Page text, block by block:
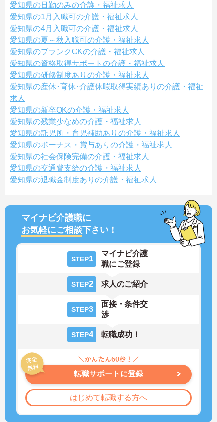
愛知県の日勤のみの介護・福祉求人
愛知県の1月入職可の介護・福祉求人
愛知県の4月入職可の介護・福祉求人
愛知県の夏～秋入職可の介護・福祉求人
愛知県のブランクOKの介護・福祉求人
愛知県の資格取得サポートの介護・福祉求人
愛知県の研修制度ありの介護・福祉求人
愛知県の産休･育休･介護休暇取得実績ありの介護・福祉
求人
愛知県の新卒OKの介護・福祉求人
愛知県の残業少なめの介護・福祉求人
愛知県の託児所・育児補助ありの介護・福祉求人
愛知県のボーナス・賞与ありの介護・福祉求人
愛知県の社会保険完備の介護・福祉求人
愛知県の交通費支給の介護・福祉求人
愛知県の退職金制度ありの介護・福祉求人
マイナビ介護職に
お気軽にご相談下さい！
STEP1
マイナビ介護
職にご登録
STEP2 求人のご紹介
STEP3
面接・条件交
渉
STEP4 転職成功！
転職サポートに登録
はじめて転職する方へ